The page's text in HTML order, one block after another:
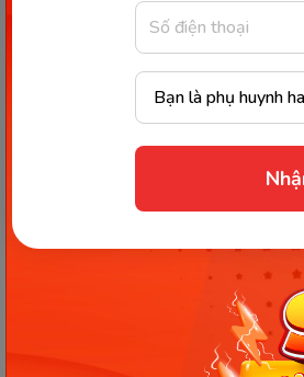
Giấy phép ĐKKD số 0106651756 do Sở Kế
ngày 01/10/2014, thay đổi lần thứ 3 ngày 13/11/
Trụ sở chính: Tầng 3, tòa nhà G4 và G5, dự án
Giang, phường Khương Đình, TP. Hà Nội
Người đại diện pháp luật: Ông Nguyễn Hoàng